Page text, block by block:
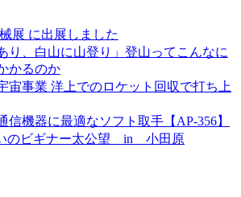
展 に出展しました
り、白山に山登り」登山ってこんなに
かるのか
宙事業 洋上でのロケット回収で打ち上
信機器に最適なソフト取手【AP-356】
のビギナー太公望 in 小田原